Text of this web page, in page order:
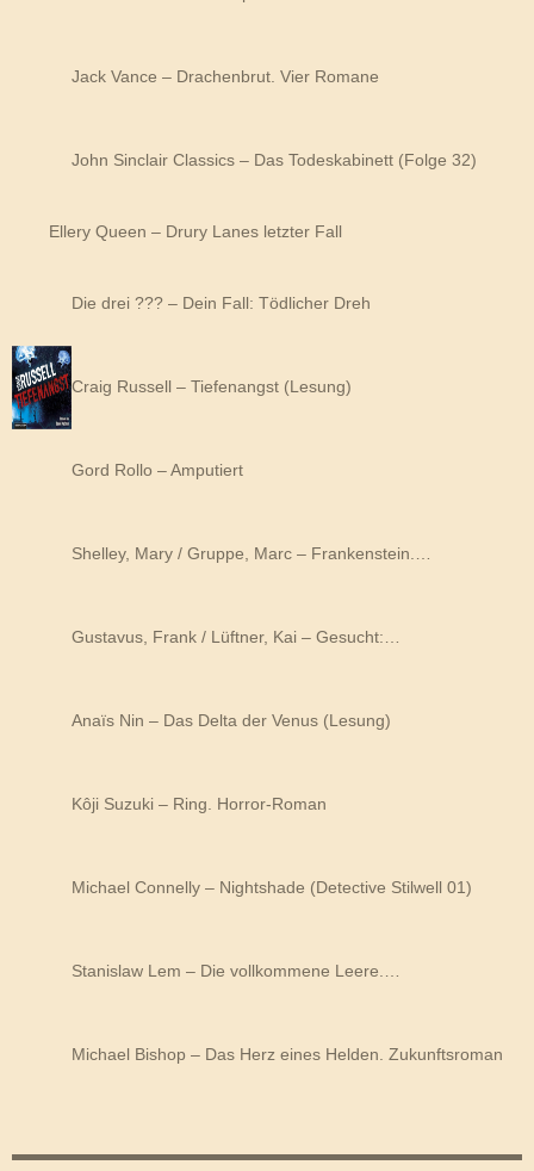
Jack Vance – Drachenbrut. Vier Romane
John Sinclair Classics – Das Todeskabinett (Folge 32)
Ellery Queen – Drury Lanes letzter Fall
Die drei ??? – Dein Fall: Tödlicher Dreh
Craig Russell – Tiefenangst (Lesung)
Gord Rollo – Amputiert
Shelley, Mary / Gruppe, Marc – Frankenstein.…
Gustavus, Frank / Lüftner, Kai – Gesucht:…
Anaïs Nin – Das Delta der Venus (Lesung)
Kôji Suzuki – Ring. Horror-Roman
Michael Connelly – Nightshade (Detective Stilwell 01)
Stanislaw Lem – Die vollkommene Leere.…
Michael Bishop – Das Herz eines Helden. Zukunftsroman